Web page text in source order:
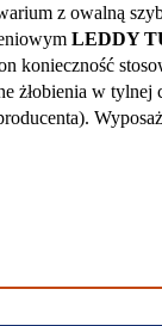
z owalną
LEDDY
konieczność
żłobienia w